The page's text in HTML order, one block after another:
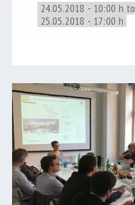
24.05.2018 - 10:00 h to
25.05.2018 - 17:00 h